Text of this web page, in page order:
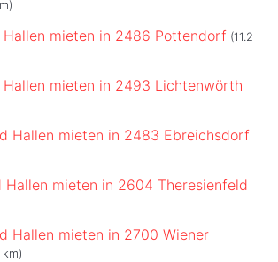
Hallen mieten in 2486 Pottendorf (11.2
Hallen mieten in 2493 Lichtenwörth
Hallen mieten in 2483 Ebreichsdorf
Hallen mieten in 2604 Theresienfeld
Hallen mieten in 2700 Wiener
km)